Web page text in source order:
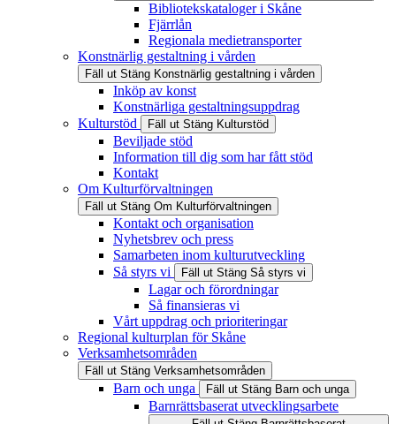
Bibliotekskataloger i Skåne
Fjärrlån
Regionala medietransporter
Konstnärlig gestaltning i vården
Fäll ut Stäng Konstnärlig gestaltning i vården
Inköp av konst
Konstnärliga gestaltningsuppdrag
Kulturstöd
Fäll ut Stäng Kulturstöd
Beviljade stöd
Information till dig som har fått stöd
Kontakt
Om Kulturförvaltningen
Fäll ut Stäng Om Kulturförvaltningen
Kontakt och organisation
Nyhetsbrev och press
Samarbeten inom kulturutveckling
Så styrs vi
Fäll ut Stäng Så styrs vi
Lagar och förordningar
Så finansieras vi
Vårt uppdrag och prioriteringar
Regional kulturplan för Skåne
Verksamhetsområden
Fäll ut Stäng Verksamhetsområden
Barn och unga Fäll ut Stäng Barn och unga
Barnrättsbaserat utvecklingsarbete